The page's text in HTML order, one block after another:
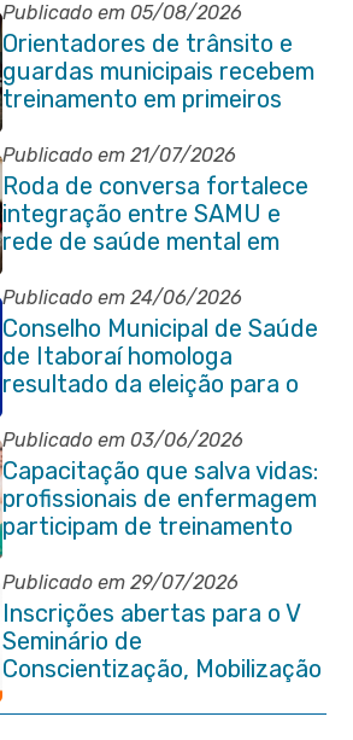
Publicado em 05/08/2026
Orientadores de trânsito e
guardas municipais recebem
treinamento em primeiros
socorros em Itaboraí
Publicado em 21/07/2026
Roda de conversa fortalece
integração entre SAMU e
rede de saúde mental em
Itaboraí
Publicado em 24/06/2026
Conselho Municipal de Saúde
de Itaboraí homologa
resultado da eleição para o
quadriênio 2026–2030
Publicado em 03/06/2026
Capacitação que salva vidas:
profissionais de enfermagem
participam de treinamento
em primeiros socorros em
Itaboraí
Publicado em 29/07/2026
Inscrições abertas para o V
Seminário de
Conscientização, Mobilização
e Combate à Tuberculose em
Itaboraí